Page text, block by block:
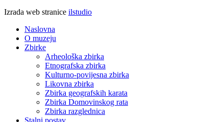
Izrada web stranice ilstudio
Naslovna
O muzeju
Zbirke
Arheološka zbirka
Etnografska zbirka
Kulturno-povijesna zbirka
Likovna zbirka
Zbirka geografskih karata
Zbirka Domovinskog rata
Zbirka razglednica